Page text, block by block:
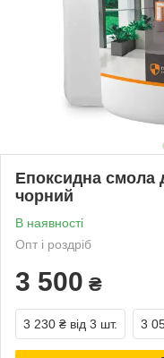
Епоксидна смола
чорний
В наявності
Опт і роздріб
3 500 ₴
3 230 ₴ від 3 шт. 3